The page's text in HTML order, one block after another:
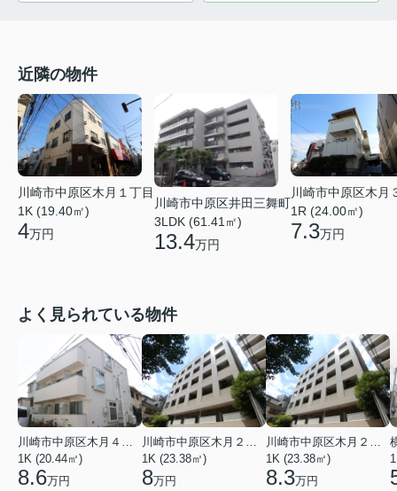
近隣の物件
川崎市中原区木月１丁目
1K (19.40㎡)
4万円
川崎市中原区井田三舞町
3LDK (61.41㎡)
13.4万円
川崎市中原区木月
1R (24.00㎡)
7.3万円
よく見られている物件
川崎市中原区木月４丁目
1K (20.44㎡)
8.6万円
川崎市中原区木月２丁目
1K (23.38㎡)
8万円
川崎市中原区木月２丁目
1K (23.38㎡)
8.3万円